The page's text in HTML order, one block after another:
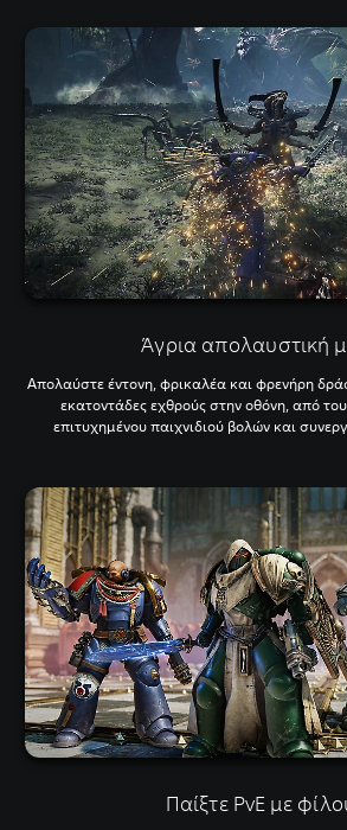
Άγρια απολαυστική
Απολαύστε έντονη, φρικαλέα και φρενήρη
εκατοντάδες εχθρούς στην οθόνη, από
επιτυχημένου παιχνιδιού βολών και
Παίξτε PvE με